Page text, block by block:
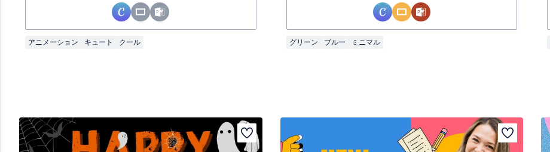
アニメーション キュート クール グリーン ブルー ミニマル